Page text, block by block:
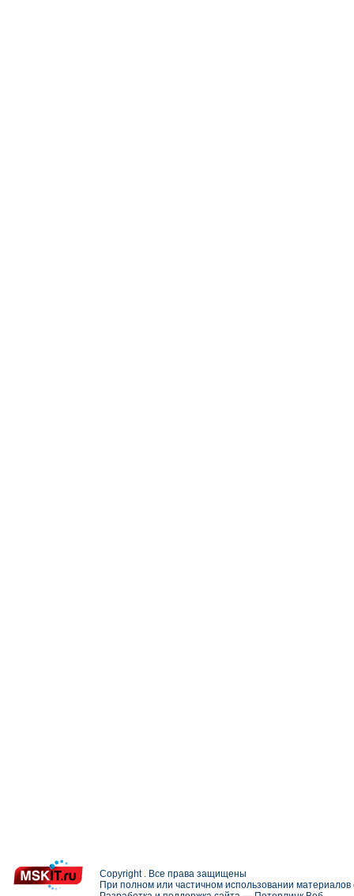
Copyright . Все права защищены
При полном или частичном использовании